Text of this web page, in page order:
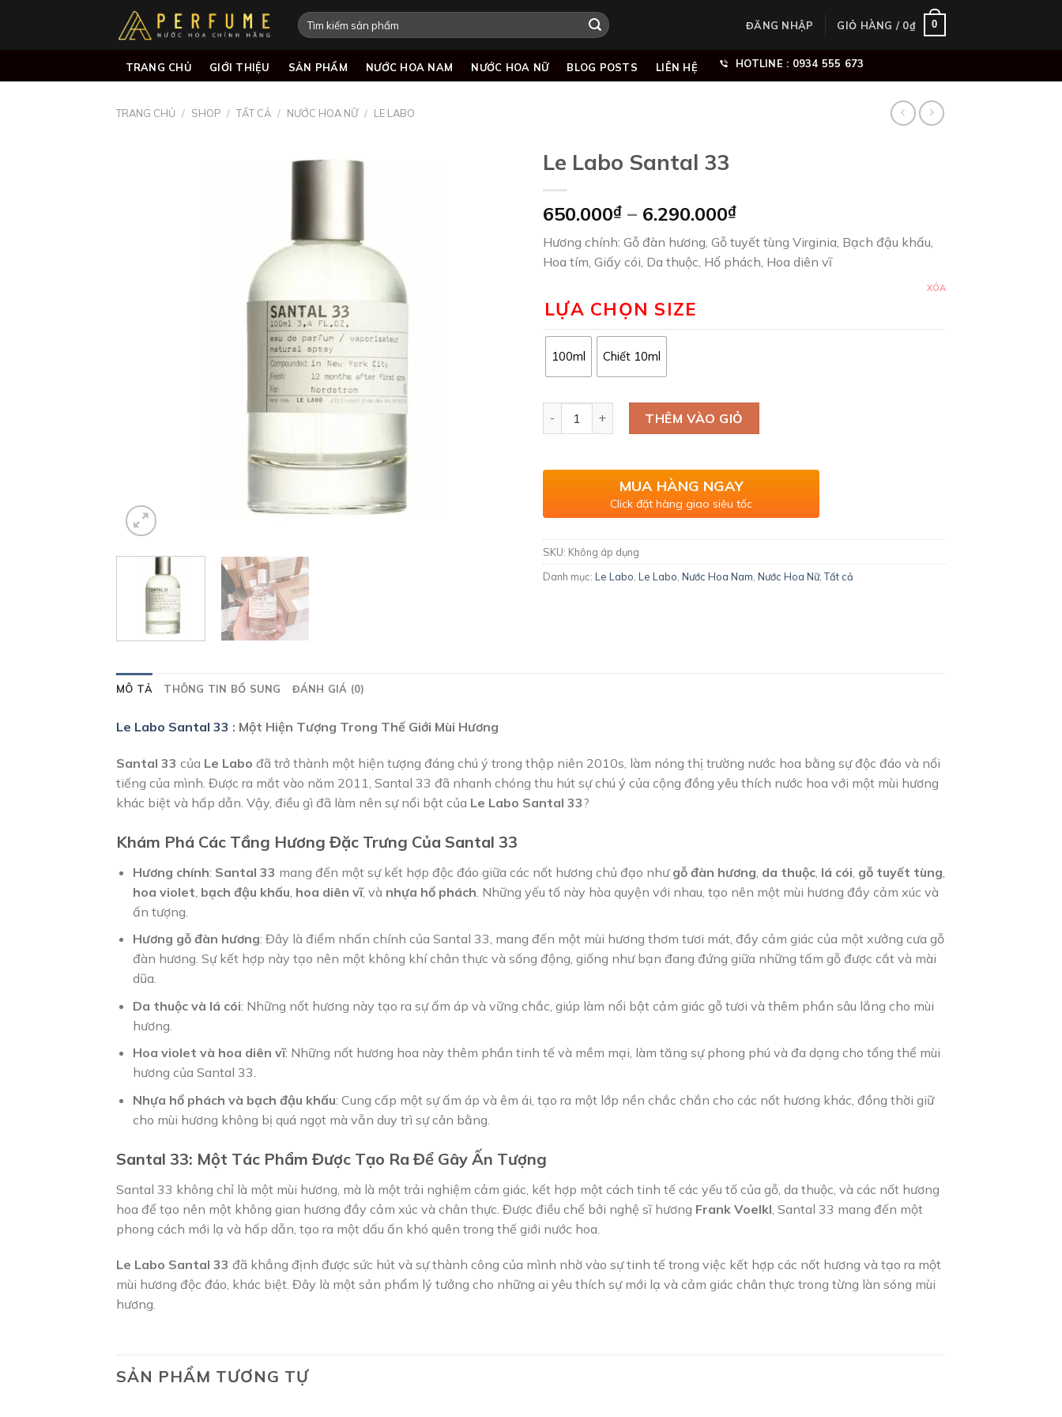
Tìm
kiếm:
ĐĂNG NHẬP GIỎ HÀNG / 0₫ 0
TRANG CHỦ GIỚI THIỆU SẢN PHẨM NƯỚC HOA NAM NƯỚC HOA NỮ BLOG POSTS LIÊN HỆ HOTLINE : 0934 555 673
TRANG CHỦ / SHOP / TẤT CẢ / NƯỚC HOA NỮ / LE LABO
Le Labo Santal 33
650.000₫ – 6.290.000₫Khoảng
giá:
từ
650.000₫
Hương chính: Gỗ đàn hương, Gỗ tuyết tùng Virginia, Bạch đậu khấu,
Hoa tím, Giấy cói, Da thuộc, Hổ phách, Hoa diên vĩ
LỰA CHỌN SIZE
100ml Chiết 10ml
XÓA
Le Labo Santal 33 số lượngTHÊM VÀO GIỎ
MUA HÀNG NGAY
Click đặt hàng giao siêu tốc
SKU: Không áp dụng
Danh mục: Le Labo Le Labo Nước Hoa Nam Nước Hoa Nữ,Tất cả
MÔ TẢ THÔNG TIN BỔ SUNG ĐÁNH GIÁ (0)
Le Labo Santal 33 : Một Hiện Tượng Trong Thế Giới Mùi Hương
Santal 33 của Le Labo đã trở thành một hiện tượng đáng chú ý trong thập niên 2010s, làm nóng thị trường nước hoa bằng sự độc đáo và nổi
tiếng của mình. Được ra mắt vào năm 2011, Santal 33 đã nhanh chóng thu hút sự chú ý của cộng đồng yêu thích nước hoa với một mùi hương
khác biệt và hấp dẫn. Vậy, điều gì đã làm nên sự nổi bật của Le Labo Santal 33?
Khám Phá Các Tầng Hương Đặc Trưng Của Santal 33
Hương chính: Santal 33 mang đến một sự kết hợp độc đáo giữa các nốt hương chủ đạo như gỗ đàn hương da thuộc, lá cói gỗ tuyết tùng
hoa violet bạch đậu khấu hoa diên vĩ, và nhựa hổ phách . Những yếu tố này hòa quyện với nhau, tạo nên một mùi hương đầy cảm xúc và
ấn tượng.
Hương gỗ đàn hương: Đây là điểm nhấn chính của Santal 33, mang đến một mùi hương thơm tươi mát, đầy cảm giác của một xưởng cưa gỗ
đàn hương. Sự kết hợp này tạo nên một không khí chân thực và sống động, giống như bạn đang đứng giữa những tấm gỗ được cắt và mài
dũa.
Da thuộc và lá cói: Những nốt hương này tạo ra sự ấm áp và vững chắc, giúp làm nổi bật cảm giác gỗ tươi và thêm phần sâu lắng cho mùi
hương.
Hoa violet và hoa diên vĩ: Những nốt hương hoa này thêm phần tinh tế và mềm mại, làm tăng sự phong phú và đa dạng cho tổng thể mùi
hương của Santal 33.
Nhựa hổ phách và bạch đậu khấu: Cung cấp một sự ấm áp và êm ái, tạo ra một lớp nền chắc chắn cho các nốt hương khác, đồng thời giữ
cho mùi hương không bị quá ngọt mà vẫn duy trì sự cân bằng.
Santal 33: Một Tác Phẩm Được Tạo Ra Để Gây Ấn Tượng
Santal 33 không chỉ là một mùi hương, mà là một trải nghiệm cảm giác, kết hợp một cách tinh tế các yếu tố của gỗ, da thuộc, và các nốt hương
hoa để tạo nên một không gian hương đầy cảm xúc và chân thực. Được điều chế bởi nghệ sĩ hương Frank Voelkl , Santal 33 mang đến một
phong cách mới lạ và hấp dẫn, tạo ra một dấu ấn khó quên trong thế giới nước hoa.
Le Labo Santal 33 đã khẳng định được sức hút và sự thành công của mình nhờ vào sự tinh tế trong việc kết hợp các nốt hương và tạo ra một
mùi hương độc đáo, khác biệt. Đây là một sản phẩm lý tưởng cho những ai yêu thích sự mới lạ và cảm giác chân thực trong từng làn sóng mùi
hương.
SẢN PHẨM TƯƠNG TỰ